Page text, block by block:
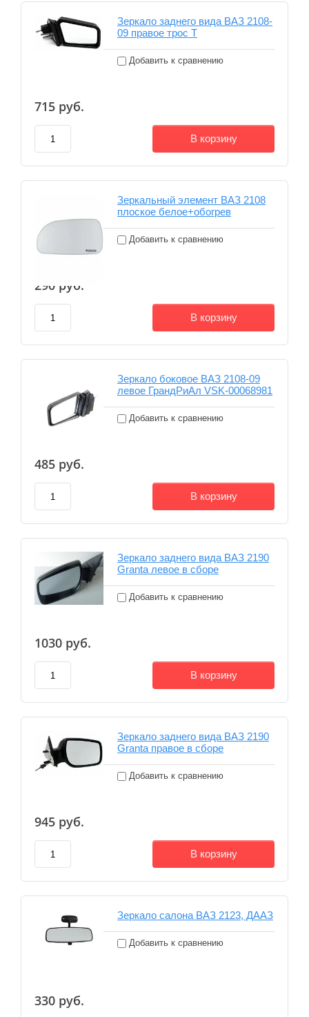
Зеркало заднего вида ВАЗ 2108-
09 правое трос Т
Добавить к сравнению
715 руб.
В корзину
Зеркальный элемент ВАЗ 2108
плоское белое+обогрев
Добавить к сравнению
290 руб.
В корзину
Зеркало боковое ВАЗ 2108-09
левое ГрандРиАл VSK-00068981
Добавить к сравнению
485 руб.
В корзину
Зеркало заднего вида ВАЗ 2190
Granta левое в сборе
Добавить к сравнению
1030 руб.
В корзину
Зеркало заднего вида ВАЗ 2190
Granta правое в сборе
Добавить к сравнению
945 руб.
В корзину
Зеркало салона ВАЗ 2123, ДААЗ
Добавить к сравнению
330 руб.